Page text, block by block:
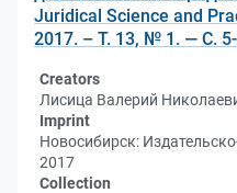
Juridical Science and
2017. – Т. 13, № 1. — С.
Creators
Лисица Валерий
Imprint
Новосибирск:
2017
Collection